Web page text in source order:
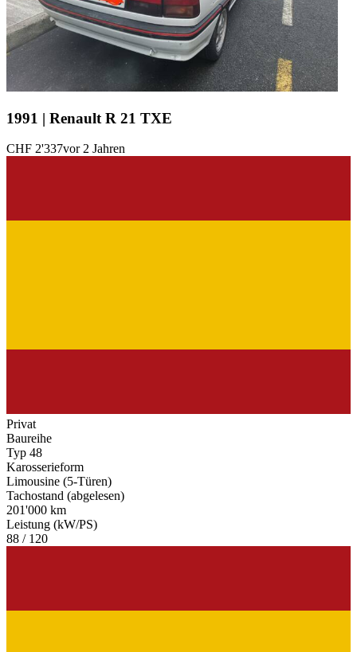
1991 | Renault R 21 TXE
CHF 2'337vor 2 Jahren
Privat
Baureihe
Typ 48
Karosserieform
Limousine (5-Türen)
Tachostand (abgelesen)
201'000 km
Leistung (kW/PS)
88 / 120